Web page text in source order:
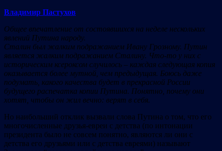
Владимир Пастухов
Общее впечатление от состоявшихся на неделе нескольких
явлений Путина народу.
Сталин был жалким подражанием Ивану Грозному. Путин
является жалким подражанием Сталину. Что-то у них с
историческим ксероксом случилось – каждая следующая копия
оказывается более мутной, чем предыдущая. Боюсь даже
подумать, какого качества будет в прекрасной России
будущего распечатка копии Путина. Понятно, почему они
хотят, чтобы он жил вечно: верят в себя.
Но наибольший отклик вызвали слова Путина о том, что его
многочисленные друзья-евреи с детства (по интонации
президента было не совсем понятно, являются ли они с
детства его друзьями или с детства евреями) называют